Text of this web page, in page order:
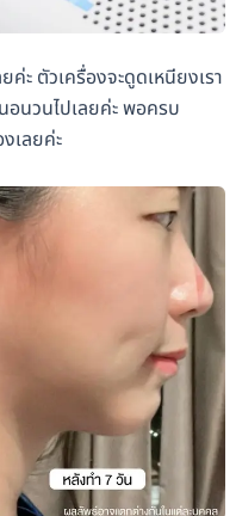
ะ ตัวเครื่องจะดูดเหนียงเรา
นวนไปเลยค่ะ พอครบ
เลยค่ะ